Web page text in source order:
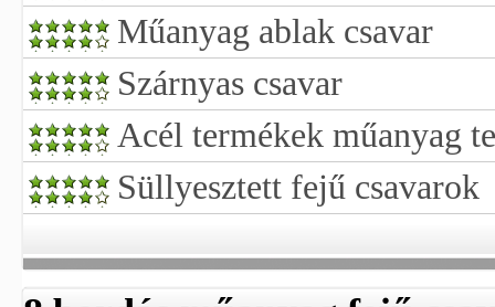
Műanyag ablak csavar
Szárnyas csavar
Acél termékek műanyag
Süllyesztett fejű csavarok